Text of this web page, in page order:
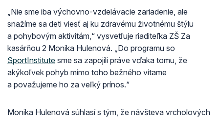
„Nie sme iba výchovno-vzdelávacie zariadenie, ale
snažíme sa deti viesť aj ku zdravému životnému štýlu
a pohybovým aktivitám,“ vysvetľuje riaditeľka ZŠ Za
kasárňou 2 Monika Hulenová. „Do programu so
SportInstitute sme sa zapojili práve vďaka tomu, že
akýkoľvek pohyb mimo toho bežného vítame
a považujeme ho za veľký prínos.“
Monika Hulenová súhlasí s tým, že návšteva vrcholových